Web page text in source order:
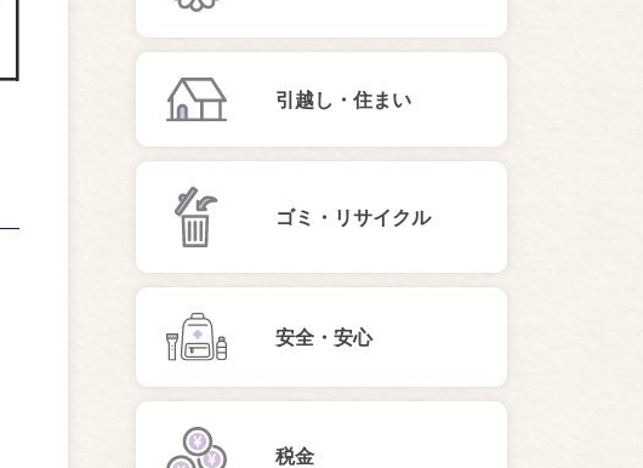
引越し・住まい
ゴミ・リサイクル
安全・安心
税金